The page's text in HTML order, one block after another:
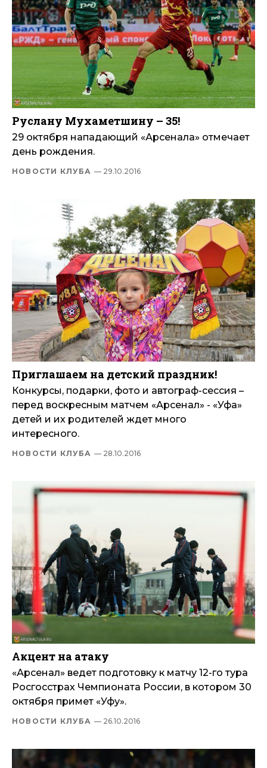
Руслану Мухаметшину – 35!
29 октября нападающий «Арсенала» отмечает
день рождения.
НОВОСТИ КЛУБА — 29.10.2016
Приглашаем на детский праздник!
Конкурсы, подарки, фото и автограф-сессия –
перед воскресным матчем «Арсенал» - «Уфа»
детей и их родителей ждет много
интересного.
НОВОСТИ КЛУБА — 28.10.2016
Акцент на атаку
«Арсенал» ведет подготовку к матчу 12-го тура
Росгосстрах Чемпионата России, в котором 30
октября примет «Уфу».
НОВОСТИ КЛУБА — 26.10.2016